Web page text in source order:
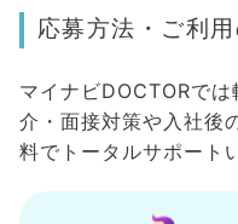
応募方法・ご利
マイナビDOCTORで
介・面接対策や入社後
料でトータルサポート